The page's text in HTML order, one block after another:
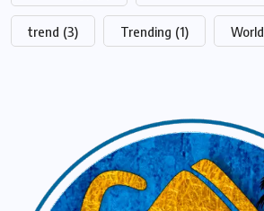
trend (3) Trending (1) World